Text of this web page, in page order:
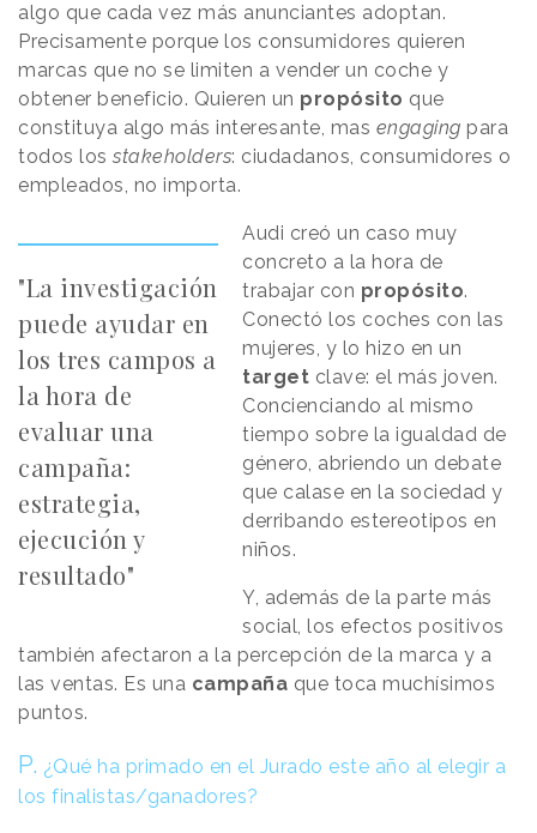
algo que cada vez más anunciantes adoptan.
Precisamente porque los consumidores quieren
marcas que no se limiten a vender un coche y
obtener beneficio. Quieren un propósito que
constituya algo más interesante, mas engaging para
todos los stakeholders: ciudadanos, consumidores o
empleados, no importa.
"La investigación
puede ayudar en
los tres campos a
la hora de
evaluar una
campaña:
estrategia,
ejecución y
resultado"
Audi creó un caso muy
concreto a la hora de
trabajar con propósito.
Conectó los coches con las
mujeres, y lo hizo en un
target clave: el más joven.
Concienciando al mismo
tiempo sobre la igualdad de
género, abriendo un debate
que calase en la sociedad y
derribando estereotipos en
niños.
Y, además de la parte más
social, los efectos positivos
también afectaron a la percepción de la marca y a
las ventas. Es una campaña que toca muchísimos
puntos.
P. ¿Qué ha primado en el Jurado este año al elegir a
los finalistas/ganadores?